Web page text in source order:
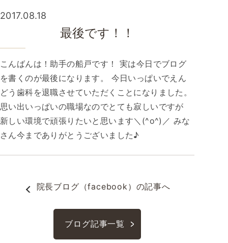
最後です！！
2017.08.18
こんばんは！助手の船戸です！ 実は今日でブログ
を書くのが最後になります。 今日いっぱいでえん
どう歯科を退職させていただくことになりました。
思い出いっぱいの職場なのでとても寂しいですが
新しい環境で頑張りたいと思います＼(^o^)／ みな
さん今までありがとうございました♪
院長ブログ（facebook） の記事へ
ブログ記事一覧